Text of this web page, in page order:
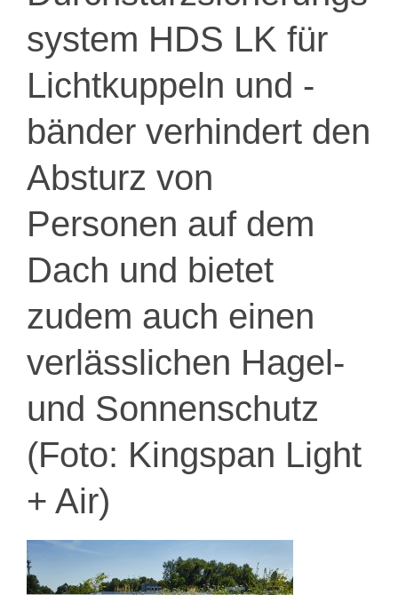
system HDS LK für
Lichtkuppeln und -
bänder verhindert den
Absturz von
Personen auf dem
Dach und bietet
zudem auch einen
verlässlichen Hagel-
und Sonnenschutz
(Foto: Kingspan Light
+ Air)